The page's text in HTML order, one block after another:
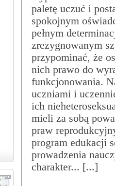
paletę uczuć i
spokojnym
pełnym
zrezygnowanym
przypominać, że
nich prawo do
funkcjonowania.
uczniami i
ich
mieli za sobą
praw
program edukacji
prowadzenia
charakter... [...]